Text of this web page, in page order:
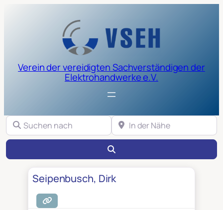
Verein der vereidigten Sachverständigen der
Elektrohandwerke e.V.
Suchen nach In der Nähe
Seipenbusch, Dirk